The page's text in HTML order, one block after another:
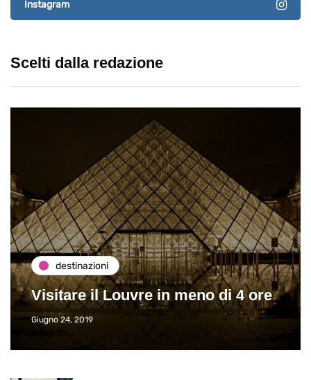
Instagram
Scelti dalla redazione
destinazioni
Visitare il Louvre in meno di 4 ore
Giugno 24, 2019